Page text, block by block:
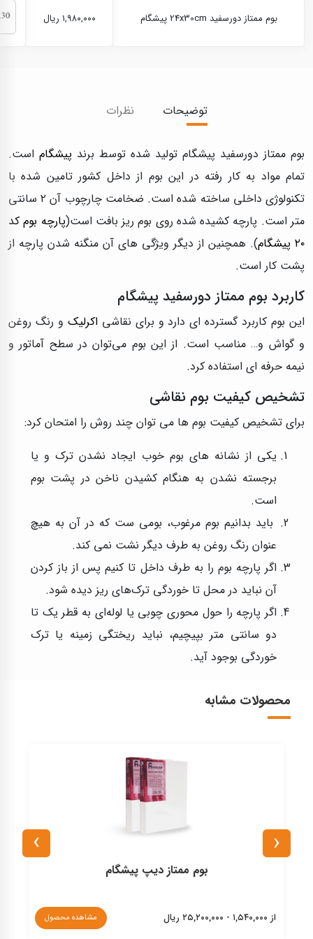
بوم ممتاز دورسفید 24x30cm پیشگام ۱,۹۸۰,۰۰۰ ریال
توضیحات نظرات
بوم ممتاز دورسفید پیشگام تولید شده توسط برند پیشگام است.
تمام مواد به کار رفته در این بوم از داخل کشور تامین شده با
تکنولوژی داخلی ساخته شده است. ضخامت چارچوب آن ۲ سانتی
متر است. پارچه کشیده شده روی بوم ریز بافت است(پارچه بوم کد
۲۰ پیشگام
). همچنین از دیگر ویژگی های آن منگنه شدن پارچه از
پشت کار است.
کاربرد بوم ممتاز دورسفید پیشگام
این بوم کاربرد گسترده ای دارد و برای نقاشیاکرلیک و رنگ روغن
و گواش و… مناسب است. از این بوم می‌توان در سطح آماتور و
نیمه حرفه ای استفاده کرد.
تشخیص کیفیت بوم نقاشی
برای تشخیص کیفیت بوم ها می توان چند روش را امتحان کرد:
یکی از نشانه های بوم خوب ایجاد نشدن ترک و یا
برجسته نشدن به هنگام کشیدن ناخن در پشت بوم
است.
باید بدانیم بوم مرغوب، بومی ست که در آن به هیچ
عنوان رنگ روغن به طرف دیگر نشت نمی کند.
اگر پارچه بوم را به طرف داخل تا کنیم پس از باز کردن
آن نباید در محل تا خوردگی ترک‌های ریز دیده شود.
اگر پارچه را حول محوری چوبی یا لوله‌ای به قطر یک تا
دو سانتی متر بپیچیم، نباید ریختگی زمینه یا ترک
خوردگی بوجود آید.
محصولات مشابه
محصول
بوم حرفه ای دیپ پیشگام
از ۸۲۰,۰۰۰ - ۱,۱۴۰,۰۰۰ ریال مشاهده محصول
‹
›